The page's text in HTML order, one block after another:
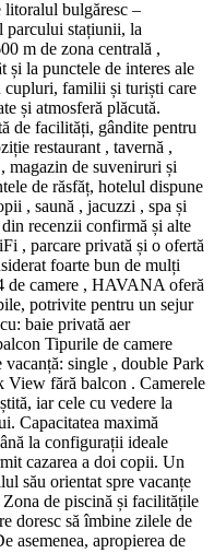
litoralul bulgăresc –
stațiunii, la
m de zona centrală ,
și la punctele de interes ale
cupluri, familii și turiști care
și atmosferă plăcută.
de facilități, gândite pentru
restaurant , tavernă ,
magazin de suveniruri și
de răsfăț, hotelul dispune
, saună , jacuzzi , spa și
recenzii confirmă și alte
, parcare privată și o ofertă
foarte bun de mulți
de camere , HAVANA oferă
potrivite pentru un sejur
baie privată aer
Tipurile de camere
single , double Park
fără balcon . Camerele
iar cele cu vedere la
Capacitatea maximă
la configurații ideale
cazarea a doi copii. Un
său orientat spre vacanțe
de piscină și facilitățile
doresc să îmbine zilele de
asemenea, apropierea de